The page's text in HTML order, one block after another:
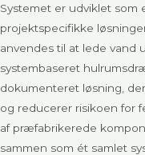
Systemet er udviklet som
projektspecifikke
anvendes til at lede vand
systembaseret
dokumenteret løsning,
og reducerer risikoen for
af præfabrikerede
sammen som ét samlet